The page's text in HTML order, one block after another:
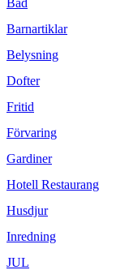
Bad
Barnartiklar
Belysning
Dofter
Fritid
Förvaring
Gardiner
Hotell Restaurang
Husdjur
Inredning
JUL